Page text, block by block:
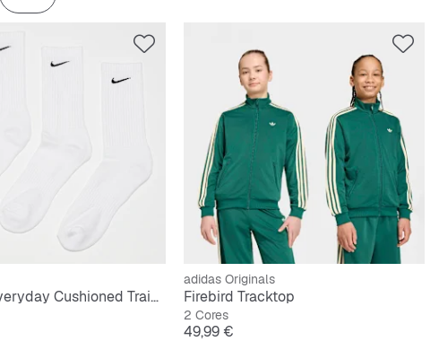
6 PACK - Everyday Cushioned Training Crew Socks
adidas Originals
Firebird Tracktop
2 Cores
Preço
49,99 €